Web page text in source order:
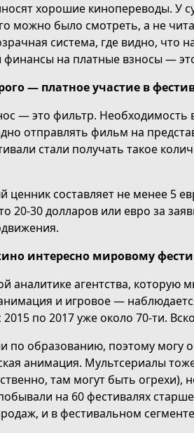
хорошие кинопереводы. У
можно было смотреть, а не
система, где видно, что
на платные взносы —
— платное участие в
— это фильтр. Необходимость
отправлять фильм на
стали получать такое
составляет не менее 5
20-30 долларов или евро за
интересно мировому
аналитике агентства,
и игровое —
2015 по 2017 уже около 70-ти.
по образованию, поэтому могу
анимация. Мультсериалы
там могут быть
на 60 фестивалях
и в фестивальном